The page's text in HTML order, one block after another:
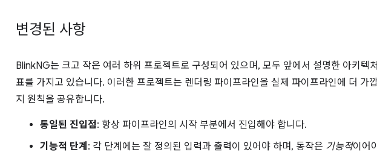
변경된 사항
BlinkNG는 크고 작은 여러 하위 프로젝트로 구성되어 있으며, 모두 앞에서 설명한 아키텍
표를 가지고 있습니다. 이러한 프로젝트는 렌더링 파이프라인을 실제 파이프라인에 더 가
지 원칙을 공유합니다.
통일된 진입점: 항상 파이프라인의 시작 부분에서 진입해야 합니다.
기능적 단계 : 각 단계에는 잘 정의된 입력과 출력이 있어야 하며, 동작은 기능적이어